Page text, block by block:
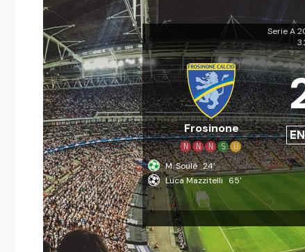
Serie A
Frosinone
N N N S U
M. Soulé 24'
Luca Mazzitelli 65'